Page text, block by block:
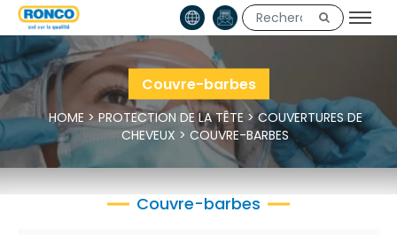
Couvre-barbes
HOME >PROTECTION DE LA TÊTE >COUVERTURES DE
CHEVEUX > COUVRE-BARBES
Couvre-barbes